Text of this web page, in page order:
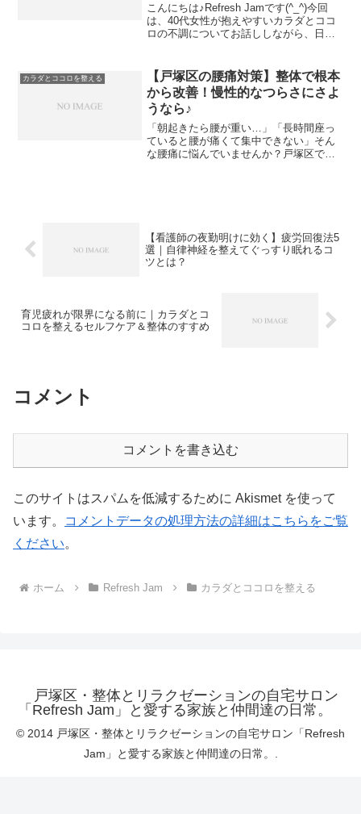
こんにちは♪Refresh Jamです(^_^)今回
は、40代女性が抱えやすいカラダとココ
ロの不調についてお話ししながら、日常
代女性に起こりやすいカラダとココロ
の...
カラダとココロを整える
【戸塚区の腰痛対策】整体で根本
から改善！慢性的なつらさにさよ
うなら♪
「朝起きたら腰が重い…」「長時間座っ
ていると腰が痛くて集中できない」そん
な腰痛に悩んでいませんか？戸塚区でも
【看護師の夜勤明けに効く】疲労回復法5
選｜自律神経を整えてぐっすり眠れるコ
ツとは？
育児疲れが限界になる前に｜カラダとコ
コロを整えるセルフケア＆整体のすすめ
コメント
コメントを書き込む
このサイトはスパムを低減するために Akismet を使って
います。
コメントデータの処理方法の詳細はこちらをご覧
ください。
ホーム Refresh Jam カラダとココロを整える
戸塚区・整体とリラクゼーションの自宅サロン
「Refresh Jam」と愛する家族と仲間達の日常。
© 2014 戸塚区・整体とリラクゼーションの自宅サロン「Refresh
Jam」と愛する家族と仲間達の日常。.